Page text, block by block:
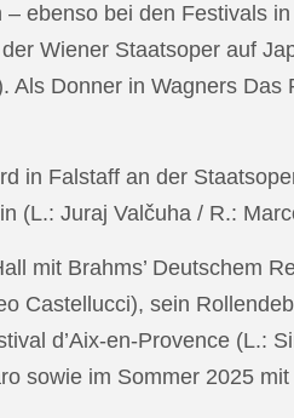
ebenso bei den Festivals
Wiener Staatsoper auf
Donner in Wagners
in Falstaff an der
(L.: Juraj Valčuha / R.:
mit Brahms’ Deutschem
Castellucci), sein
d’Aix-en-Provence (L.:
sowie im Sommer 2025